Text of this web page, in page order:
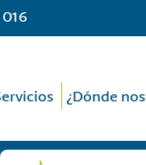
¿Dónde